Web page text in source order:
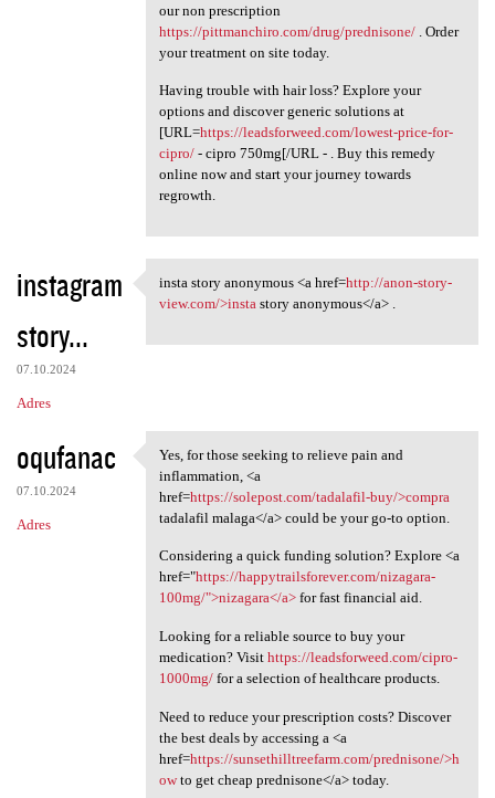
our non prescription
https://pittmanchiro.com/drug/prednisone/. Order
your treatment on site today.
Having trouble with hair loss? Explore your
options and discover generic solutions at
[URL=https://leadsforweed.com/lowest-price-for-
cipro/- cipro 750mg[/URL - . Buy this remedy
online now and start your journey towards
regrowth.
instagram
story...
07.10.2024
Adres
insta story anonymous <a href
insta story anonymous <a href=http://anon-story-
view.com/>insta story anonymous</a> .
oqufanac
07.10.2024
Adres
Yes, for those seeking to
Yes, for those seeking to relieve pain and
inflammation, <a
href=https://solepost.com/tadalafil-buy/>compra
tadalafil malaga</a> could be your go-to option.
Considering a quick funding solution? Explore <a
href="https://happytrailsforever.com/nizagara-
100mg/">nizagara</a>for fast financial aid.
Looking for a reliable source to buy your
medication? Visit https://leadsforweed.com/cipro-
1000mg/for a selection of healthcare products.
Need to reduce your prescription costs? Discover
the best deals by accessing a <a
href=https://sunsethilltreefarm.com/prednisone/>h
owto get cheap prednisone</a> today.